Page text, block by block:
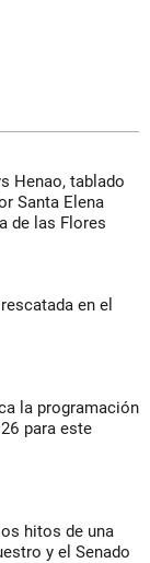
Henao, tablado
Santa Elena
de las Flores
en el
la programación
para este
hitos de una
y el Senado